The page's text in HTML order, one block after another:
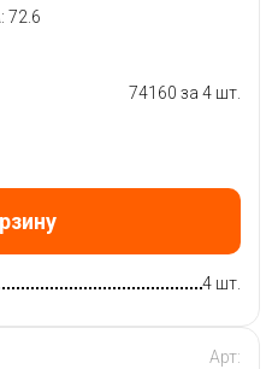
72.6
74160 за 4 шт.
4 шт.
Арт: